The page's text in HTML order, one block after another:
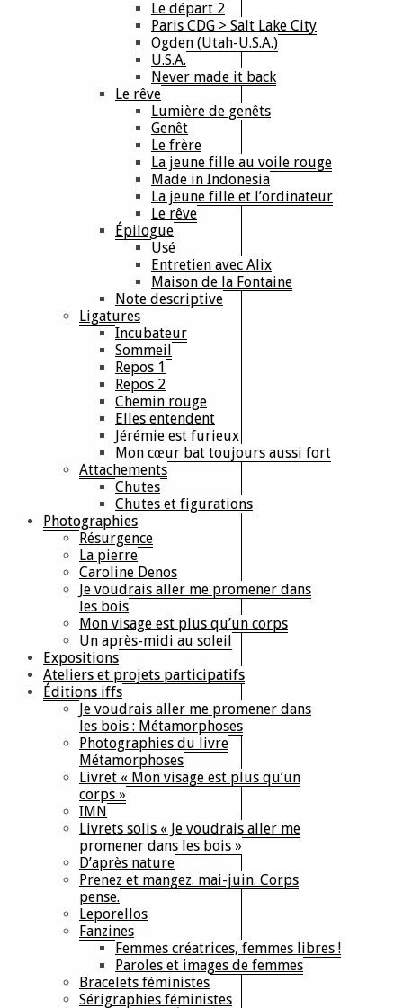
Le départ 2
Paris CDG > Salt Lake City
Ogden (Utah-U.S.A.)
U.S.A.
Never made it back
Le rêve
Lumière de genêts
Genêt
Le frère
La jeune fille au voile rouge
Made in Indonesia
La jeune fille et l’ordinateur
Le rêve
Épilogue
Usé
Entretien avec Alix
Maison de la Fontaine
Note descriptive
Ligatures
Incubateur
Sommeil
Repos 1
Repos 2
Chemin rouge
Elles entendent
Jérémie est furieux
Mon cœur bat toujours aussi fort
Attachements
Chutes
Chutes et figurations
Photographies
Résurgence
La pierre
Caroline Denos
Je voudrais aller me promener dans
les bois
Mon visage est plus qu’un corps
Un après-midi au soleil
Expositions
Ateliers et projets participatifs
Éditions iffs
Je voudrais aller me promener dans
les bois : Métamorphoses
Photographies du livre
Métamorphoses
Livret « Mon visage est plus qu’un
corps »
IMN
Livrets solis « Je voudrais aller me
promener dans les bois »
D’après nature
Prenez et mangez. mai-juin. Corps
pense.
Leporellos
Fanzines
Femmes créatrices, femmes libres !
Paroles et images de femmes
Bracelets féministes
Sérigraphies féministes